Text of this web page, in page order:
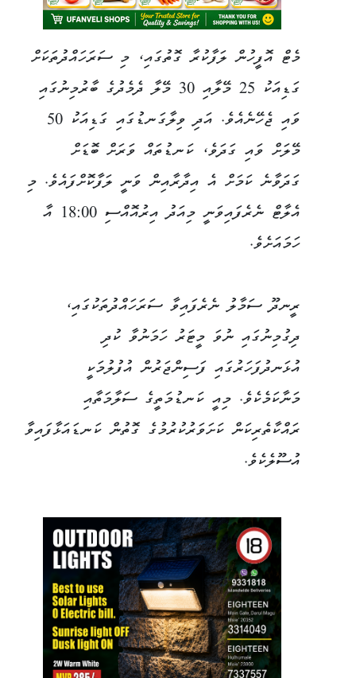
މެޓް އޮފީހުން ލަފާކުރާ ގޮތުގައި، މި ސަރަހައްދުތަކަށް
ގަޑިއަކު 25 މޭލާއި 30 މޭލާ ދެމެދުގެ ބާރުމިނުގައި
ވައި ޖެހޭނެއެވެ. އަދި ވިލާގަނޑުގައި ގަޑިއަކު 50
މޭލަށް ވައި ގަދަވެ، ކަނޑުތައް ވަރަށް ބޮޑަށް
ގަދަވާނެ ކަމަށް އެ އިދާރާއިން ވަނީ ލަފާކޮށްފައެވެ. މި
އެލާޓް ނެރެފައިވަނީ މިއަދު އިރުއޮއްސި 18:00 އާ
ހަމައަށެވެ.
ރީނދޫ ސަމާލު ނެރެފައިވާ ސަރަހައްދުތަކުގައި،
ދިގުމިނުގައި ނުވަ މީޓަރު ހަމަނުވާ ކުދި
އުޅަނދުފަހަރުގައި ފަސިންޖަރުން އުފުލުމަކީ
މަނާކަމެކެވެ. މިއީ ކަނޑުމަތީގެ ސަލާމަތާއި
ރައްކާތެރިކަން ކަށަވަރުކުރުމުގެ ގޮތުން ކަނޑައަޅާފައިވާ
އުސޫލެކެވެ.